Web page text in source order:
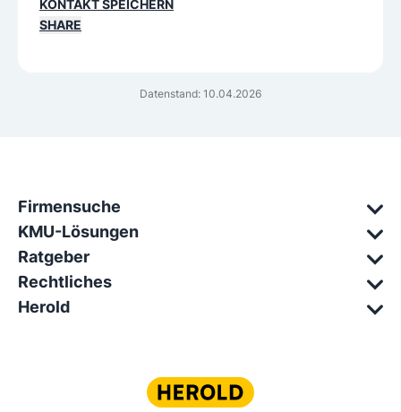
Datenstand: 10.04.2026
KONTAKT SPEICHERN
SHARE
Firmensuche
KMU-Lösungen
Ratgeber
Rechtliches
Herold